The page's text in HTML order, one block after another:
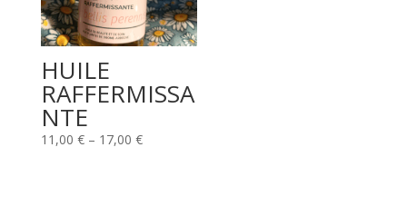
HUILE
RAFFERMISSA
NTE
11,00 €– 17,00 €